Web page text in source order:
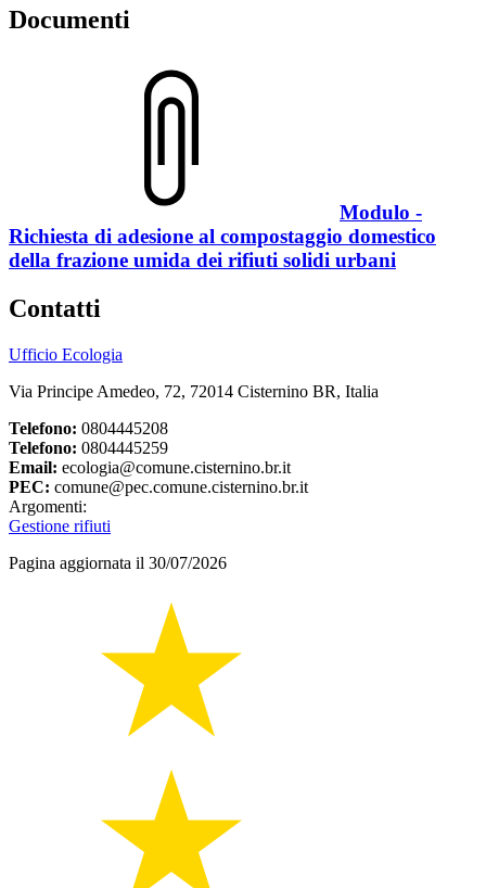
Documenti
Modulo -
Richiesta di adesione al compostaggio domestico
della frazione umida dei rifiuti solidi urbani
Contatti
Ufficio Ecologia
Via Principe Amedeo, 72, 72014 Cisternino BR, Italia
Telefono: 0804445208
Telefono: 0804445259
Email: ecologia@comune.cisternino.br.it
PEC: comune@pec.comune.cisternino.br.it
Argomenti:
Gestione rifiuti
Pagina aggiornata il 30/07/2026